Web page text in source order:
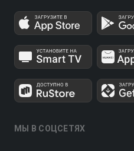
МЫ В СОЦСЕТЯХ